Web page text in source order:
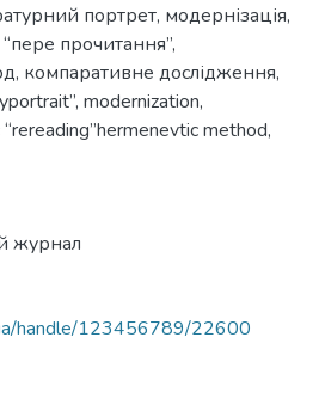
портрет, модернізація,
прочитання”,
, компаративне дослідження,
, modernization,
method,
журнал
handle/123456789/22600